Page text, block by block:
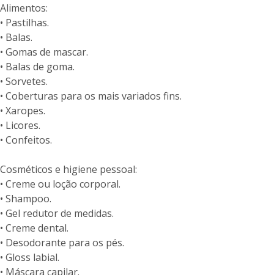
Alimentos:
• Pastilhas.
• Balas.
• Gomas de mascar.
• Balas de goma.
• Sorvetes.
• Coberturas para os mais variados fins.
• Xaropes.
• Licores.
• Confeitos.
Cosméticos e higiene pessoal:
• Creme ou loção corporal.
• Shampoo.
• Gel redutor de medidas.
• Creme dental.
• Desodorante para os pés.
• Gloss labial.
• Máscara capilar.